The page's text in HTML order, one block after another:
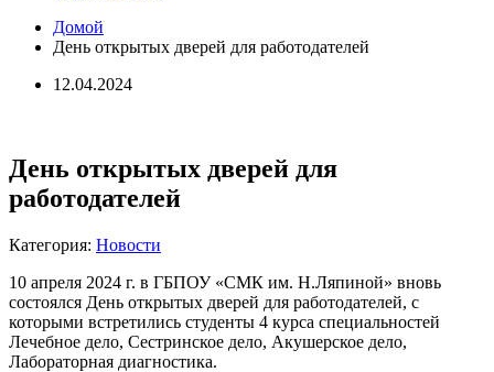
Домой
День открытых дверей для работодателей
12.04.2024
День открытых дверей для
работодателей
Категория: Новости
10 апреля 2024 г. в ГБПОУ «СМК им. Н.Ляпиной» вновь
состоялся День открытых дверей для работодателей, с
которыми встретились студенты 4 курса специальностей
Лечебное дело, Сестринское дело, Акушерское дело,
Лабораторная диагностика.